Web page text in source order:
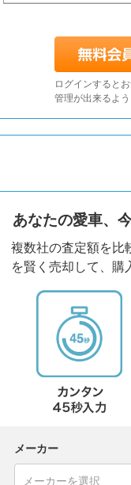
ログインすると
管理が出来るよ
あなたの愛車、
複数社の査定額を比
を賢く売却して、購
メーカー